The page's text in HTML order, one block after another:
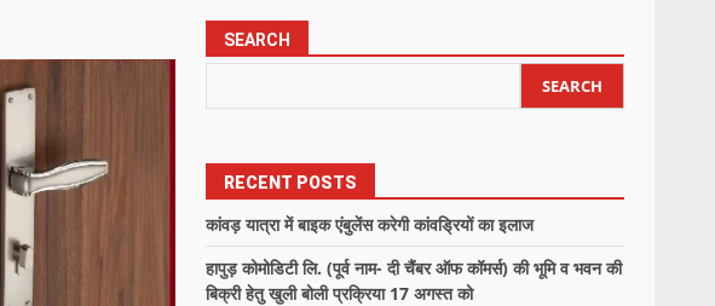
SEARCH
SEARCH
RECENT POSTS
कांवड़ यात्रा में बाइक एंबुलेंस करेगी कांवड्रियों का इलाज
हापुड़ कोमोडिटी लि. (पूर्व नाम- दी चैंबर ऑफ कॉमर्स) की भूमि व भवन की
बिक्री हेतु खुली बोली प्रक्रिया 17 अगस्त को